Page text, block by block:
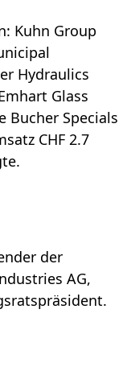
Kuhn Group
Hydraulics
Glass
Bucher Specials
CHF 2.7
der
AG,